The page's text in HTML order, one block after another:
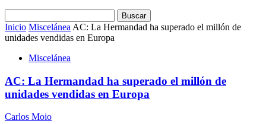
Inicio Miscelánea AC: La Hermandad ha superado el millón de
unidades vendidas en Europa
Miscelánea
AC: La Hermandad ha superado el millón de
unidades vendidas en Europa
Carlos Moio